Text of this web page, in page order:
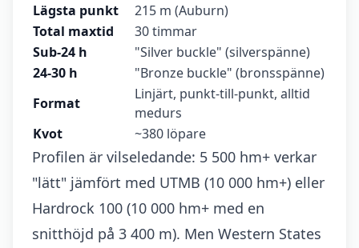
Lägsta punkt
215 m (Auburn)
Total maxtid
30 timmar
Sub-24 h
"Silver buckle" (silverspänne)
24-30 h
"Bronze buckle" (bronsspänne)
Format
Linjärt, punkt-till-punkt, alltid
medurs
Kvot
~380 löpare
Profilen är vilseledande: 5 500 hm+ verkar
"lätt" jämfört med UTMB (10 000 hm+) eller
Hardrock 100 (10 000 hm+ med en
snitthöjd på 3 400 m). Men Western States